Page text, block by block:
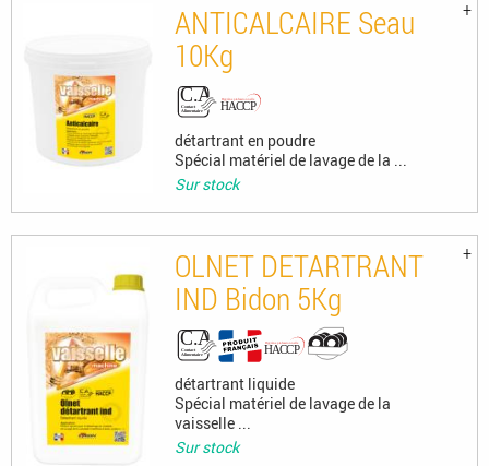
ANTICALCAIRE Seau
10Kg
détartrant en poudre
Spécial matériel de lavage de la ...
Sur stock
OLNET DETARTRANT
IND Bidon 5Kg
détartrant liquide
Spécial matériel de lavage de la
vaisselle ...
Sur stock